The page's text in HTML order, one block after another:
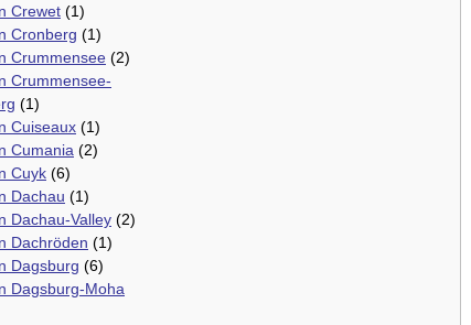
Crewet (1)
Cronberg (1)
Crummensee (2)
Crummensee-
(1)
Cuiseaux (1)
Cumania (2)
Cuyk (6)
Dachau (1)
Dachau-Valley (2)
Dachröden (1)
Dagsburg (6)
Dagsburg-Moha